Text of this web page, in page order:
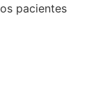
pacientes